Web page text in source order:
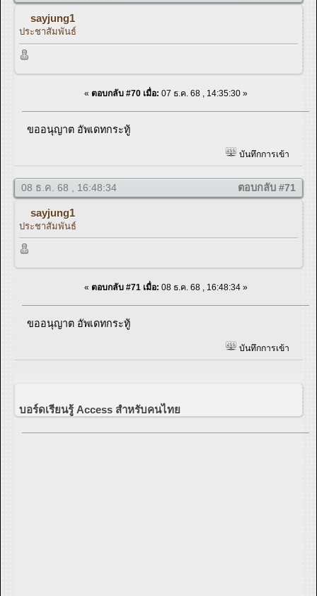
sayjung1
ประชาสัมพันธ์
« ตอบกลับ #70 เมื่อ: 07 ธ.ค. 68 , 14:35:30 »
ขออนุญาต อัพเดทกระทู้
บันทึกการเข้า
08 ธ.ค. 68 , 16:48:34 ตอบกลับ #71
sayjung1
ประชาสัมพันธ์
« ตอบกลับ #71 เมื่อ: 08 ธ.ค. 68 , 16:48:34 »
ขออนุญาต อัพเดทกระทู้
บันทึกการเข้า
บอร์ดเรียนรู้ Access สำหรับคนไทย